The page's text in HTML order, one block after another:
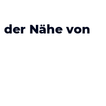
Nähe von